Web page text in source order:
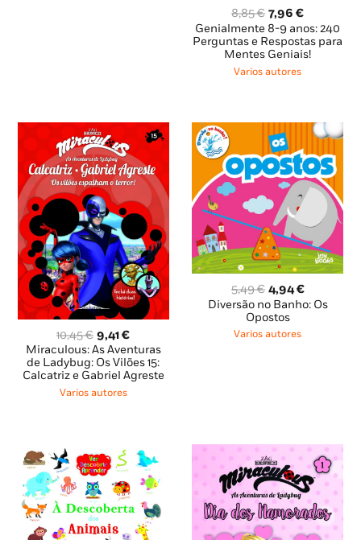
8,85€ O
preço
original
era:
8,85 €.
7,96€O
preço
atual
é:
Genialmente 8-9 anos: 240
Perguntas e Respostas para
Mentes Geniais!
Varios autores
10,45€ O
preço
original
era:
10,45 €.
9,41€O
preço
atual
é:
Miraculous: As Aventuras
de Ladybug: Os Vilões 15:
Calcatriz e Gabriel Agreste
Varios autores
5,49€ O
preço
original
era:
4,94€O
preço
Diversão no Banho: Os
Opostos
Varios autores